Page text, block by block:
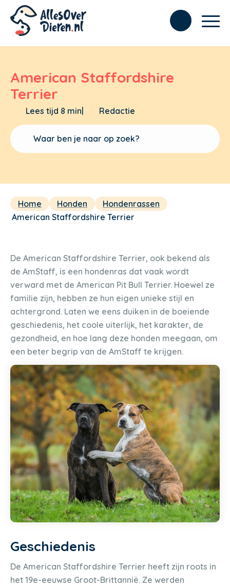
American Staffordshire
Terrier
Lees tijd 8 min| Redactie
Home Honden
Hondenrassen
American Staffordshire Terrier
De American Staffordshire Terrier, ook bekend als
de AmStaff, is een hondenras dat vaak wordt
verward met de American Pit Bull Terrier. Hoewel ze
familie zijn, hebben ze hun eigen unieke stijl en
achtergrond. Laten we eens duiken in de boeiende
geschiedenis, het coole uiterlijk, het karakter, de
gezondheid, en hoe lang deze honden meegaan, om
een beter begrip van de AmStaff te krijgen.
Geschiedenis
De American Staffordshire Terrier heeft zijn roots in
het 19e-eeuwse Groot-Brittannië. Ze werden